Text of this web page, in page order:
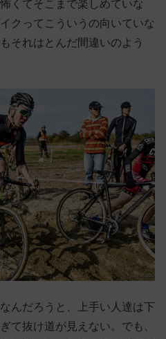
くてそこまで楽しめていな
クってこういうの向いていな
それはとんだ間違いのよう
んだろうと、上手い人達は下
て抜け道が見えない。でも、